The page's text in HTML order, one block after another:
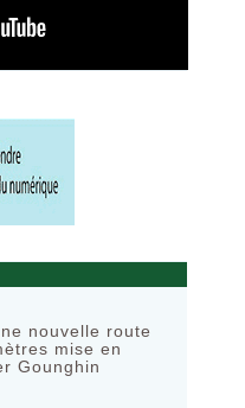
nouvelle route
mise en
Gounghin